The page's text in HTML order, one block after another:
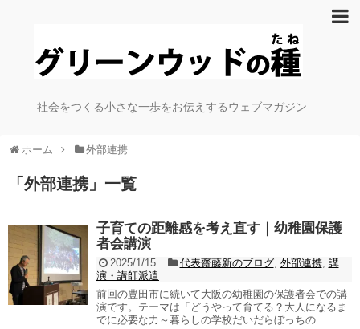
社会をつくる小さな一歩をお伝えするウェブマガジン
ホーム 外部連携
「 外部連携」 一覧
子育ての距離感を考え直す｜幼稚園保護
者会講演
2025/1/15 代表齋藤新のブログ, 外部連携, 講
演・講師派遣
前回の豊田市に続いて大阪の幼稚園の保護者会での講
演です。テーマは「どうやって育てる？大人になるま
でに必要な力～暮らしの学校だいだらぼっちの...